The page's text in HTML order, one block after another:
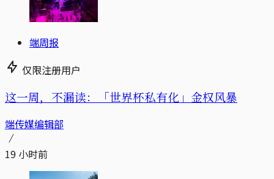
端周报
仅限注册用户
这一周，不漏读：「世界杯私有化」金权风暴
端传媒编辑部
19 小时前